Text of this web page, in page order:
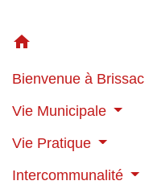
home
Bienvenue à Brissac
Vie Municipale
Vie Pratique
Intercommunalité